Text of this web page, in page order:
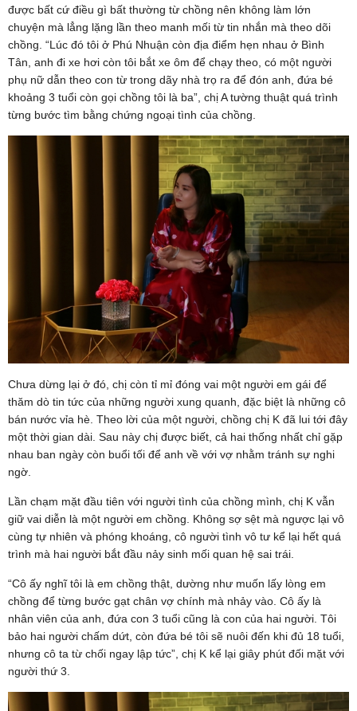
được bất cứ điều gì bất thường từ chồng nên không làm lớn
chuyện mà lẳng lặng lần theo manh mối từ tin nhắn mà theo dõi
chồng. “Lúc đó tôi ở Phú Nhuận còn địa điểm hẹn nhau ở Bình
Tân, anh đi xe hơi còn tôi bắt xe ôm để chạy theo, có một người
phụ nữ dẫn theo con từ trong dãy nhà trọ ra để đón anh, đứa bé
khoảng 3 tuổi còn gọi chồng tôi là ba”, chị A tường thuật quá trình
từng bước tìm bằng chứng ngoại tình của chồng.
Chưa dừng lại ở đó, chị còn tỉ mỉ đóng vai một người em gái để
thăm dò tin tức của những người xung quanh, đặc biệt là những cô
bán nước vỉa hè. Theo lời của một người, chồng chị K đã lui tới đây
một thời gian dài. Sau này chị được biết, cả hai thống nhất chỉ gặp
nhau ban ngày còn buổi tối để anh về với vợ nhằm tránh sự nghi
ngờ.
Lần chạm mặt đầu tiên với người tình của chồng mình, chị K vẫn
giữ vai diễn là một người em chồng. Không sợ sệt mà ngược lại vô
cùng tự nhiên và phóng khoáng, cô người tình vô tư kể lại hết quá
trình mà hai người bắt đầu nảy sinh mối quan hệ sai trái.
“Cô ấy nghĩ tôi là em chồng thật, dường như muốn lấy lòng em
chồng để từng bước gạt chân vợ chính mà nhảy vào. Cô ấy là
nhân viên của anh, đứa con 3 tuổi cũng là con của hai người. Tôi
bảo hai người chấm dứt, còn đứa bé tôi sẽ nuôi đến khi đủ 18 tuổi,
nhưng cô ta từ chối ngay lập tức”, chị K kể lại giây phút đối mặt với
người thứ 3.